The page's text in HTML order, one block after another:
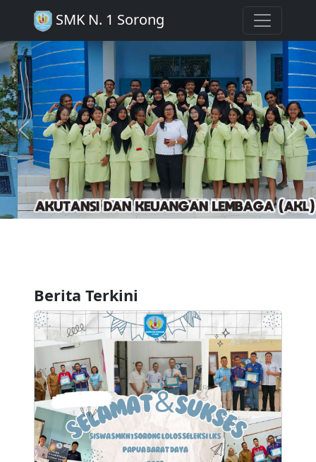
SMK N. 1 Sorong
Previous Next
Berita Terkini